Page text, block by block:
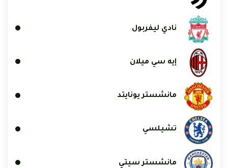
نادي ليفربول
إيه سي ميلان
مانشستر يونايتد
تشيلسي
مانشستر سيتي